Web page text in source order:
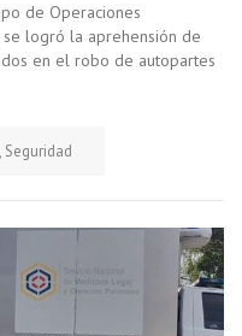
de Operaciones
se logró la aprehensión de
en el robo de autopartes
, Seguridad